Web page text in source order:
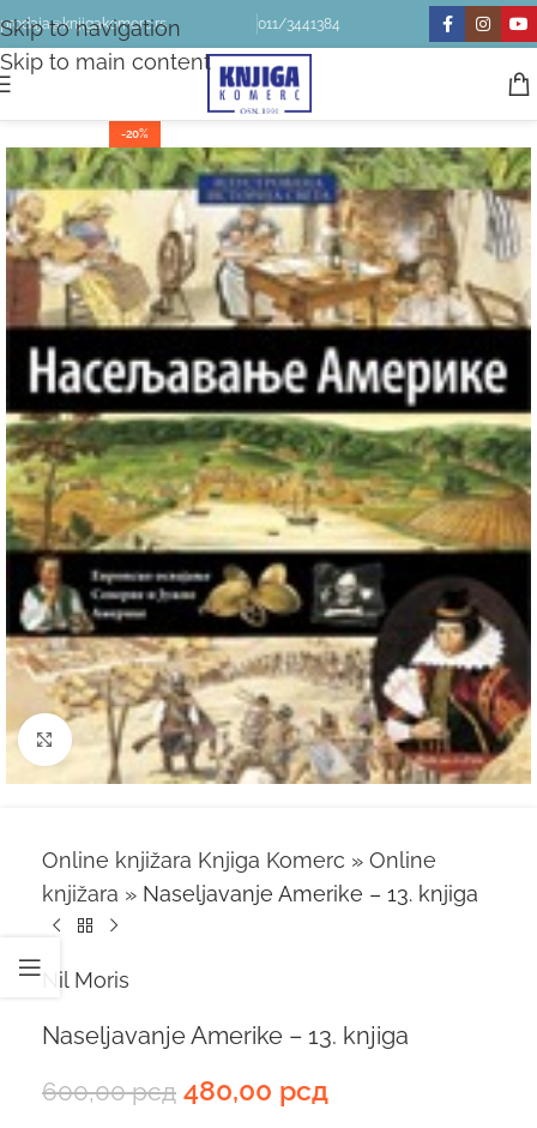
Skip to navigation
Skip to main content
prodaja@knjigakomerc.rs 011/3441384
-20%
Kliknite za uvećanje
Online knjižara Knjiga Komerc » Online
knjižara » Naseljavanje Amerike – 13. knjiga
Nil Moris
Naseljavanje Amerike – 13. knjiga
600,00рсд 480,00 рсд